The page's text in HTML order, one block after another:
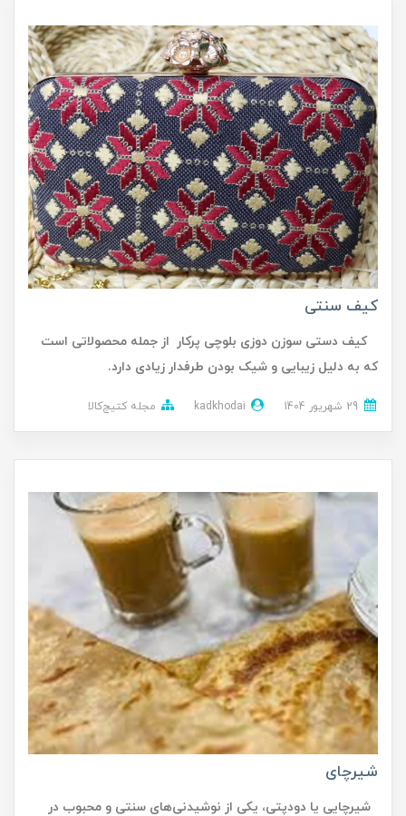
کیف سنتی
کیف دستی سوزن دوزی بلوچی پرکار از جمله محصولاتی است
که به دلیل زیبایی و شیک بودن طرفدار زیادی دارد.
kadkhodai مجله کتیج‌کالا
شیرچای
شیرچایی یا دودپتی، یکی از نوشیدنی‌های سنتی و محبوب در